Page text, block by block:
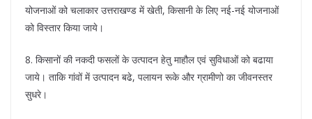
योजनाओं को चलाकार उत्तराखण्ड में खेती, किसानी के लिए नई-नई योजनाओं
को विस्तार किया जाये।
8. किसानों की नकदी फसलों के उत्पादन हेतु माहौल एवं सुविधाओं को बढाया
जाये। ताकि गांवों में उत्पादन बढे, पलायन रूके और ग्रामीणो का जीवनस्तर
सुधरे।